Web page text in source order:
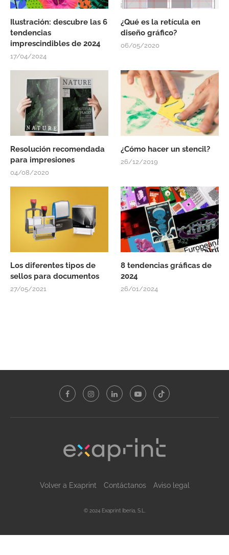
Ilustración: descubre las 6
tendencias
imprescindibles de 2024
17/04/2024
¿Qué es la retícula en
diseño gráfico?
06/05/2020
Resolución recomendada
para impresiones
04/08/2020
¿Cómo hacer un stencil?
26/12/2019
Los diferentes tipos de
sellos para documentos
27/05/2021
8 tendencias gráficas de
2024
26/01/2024
Volver a Exaprint Contáctanos Aviso legal
© 2024 Exaprint Iberia, S.L.